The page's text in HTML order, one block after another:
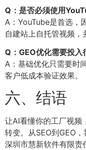
Q：是否必须使用
A：YouTube是首选，
自建站上自托管视频，
Q：GEO优化需要投入
A：基础优化只需要时
客户低成本验证效果。
六、结语
让AI看懂你的工厂视频
转变。从SEO到GEO
深圳市慧新软件有限责